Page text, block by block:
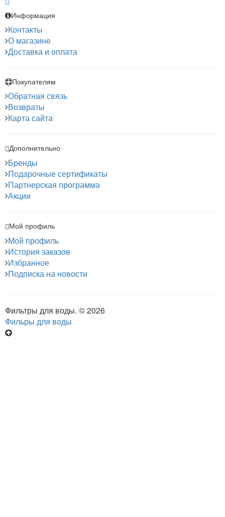
Информация
Контакты
О магазине
Доставка и оплата
Покупателям
Обратная связь
Возвраты
Карта сайта
Дополнительно
Бренды
Подарочные сертификаты
Партнерская программа
Акции
Мой профиль
Мой профиль
История заказов
Избранное
Подписка на новости
Фильтры для воды. © 2026
Фильры для воды